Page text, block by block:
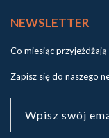
NEWSLETTER
Co miesiąc
Zapisz się do naszego